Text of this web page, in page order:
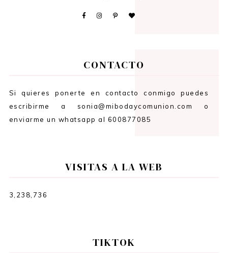
CONTACTO
Si quieres ponerte en contacto conmigo puedes
escribirme a sonia@mibodaycomunion.com o
enviarme un whatsapp al 600877085
VISITAS A LA WEB
3,238,736
TIKTOK